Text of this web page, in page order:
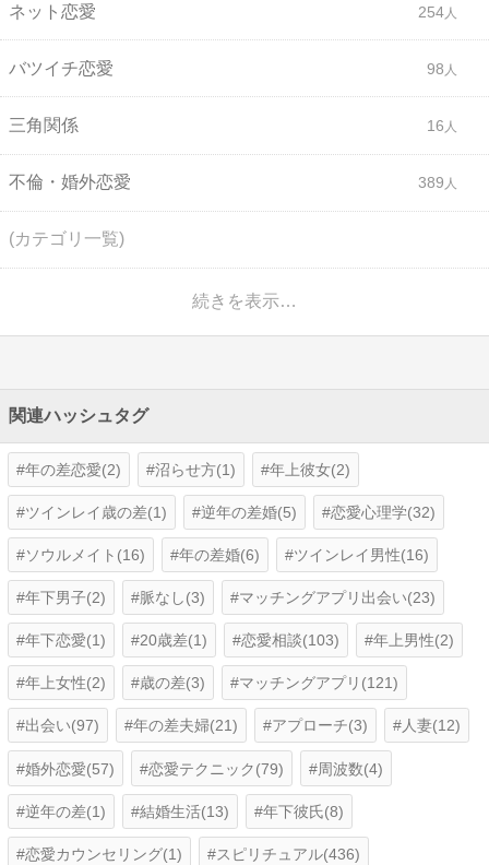
ネット恋愛 254
バツイチ恋愛 98
三角関係 16
不倫・婚外恋愛 389
(カテゴリ一覧)
続きを表示…
関連ハッシュタグ
年の差恋愛(2) 沼らせ方(1) 年上彼女(2)
ツインレイ歳の差(1) 逆年の差婚(5) 恋愛心理学(32)
ソウルメイト(16) 年の差婚(6) ツインレイ男性(16)
年下男子(2) 脈なし(3) マッチングアプリ出会い(23)
年下恋愛(1) 20歳差(1) 恋愛相談(103) 年上男性(2)
年上女性(2) 歳の差(3) マッチングアプリ(121)
出会い(97) 年の差夫婦(21) アプローチ(3) 人妻(12)
婚外恋愛(57) 恋愛テクニック(79) 周波数(4)
逆年の差(1) 結婚生活(13) 年下彼氏(8)
恋愛カウンセリング(1) スピリチュアル(436)